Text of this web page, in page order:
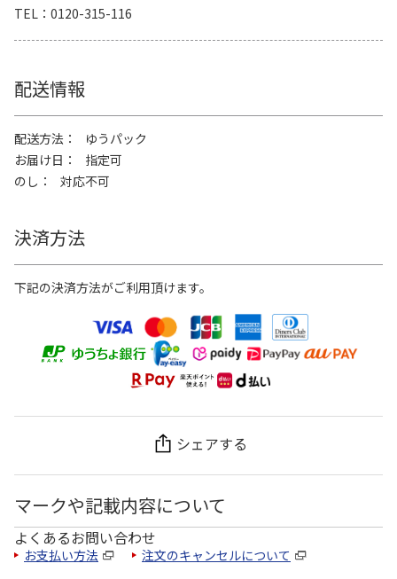
TEL
0120-315-116
配送情報
配送方法
ゆうパック
お届け日
指定可
のし
対応不可
決済方法
下記の決済方法がご利用頂けます。
シェアする
マークや記載内容について
よくあるお問い合わせ
お支払い方法 注文のキャンセルについて